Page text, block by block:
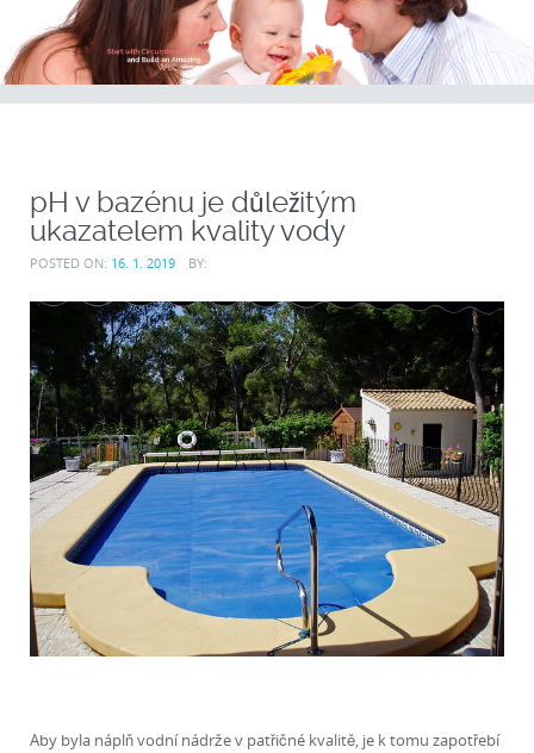
CONTENT
pH v bazénu je důležitým
ukazatelem kvality vody
POSTED ON: 16. 1. 2019 BY:
Aby byla náplň vodní nádrže v patřičné kvalitě, je k tomu zapotřebí